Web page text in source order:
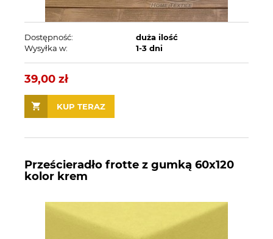
Dostępność:
duża ilość
Wysyłka w:
1-3 dni
39,00 zł
KUP TERAZ
Prześcieradło frotte z gumką 60x120
kolor krem